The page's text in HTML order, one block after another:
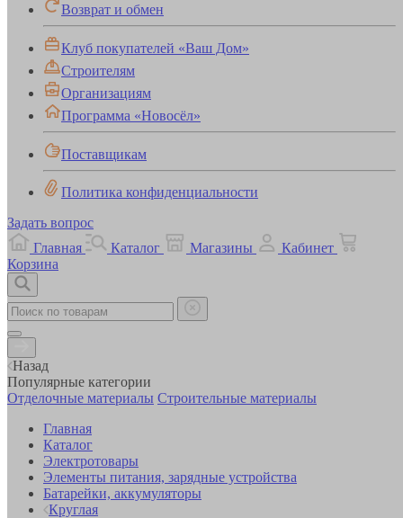
Возврат и обмен
Клуб покупателей «Ваш Дом»
Строителям
Организациям
Программа «Новосёл»
Поставщикам
Политика конфиденциальности
Задать вопрос
Главная
Каталог Магазины
Кабинет
Корзина
Назад
Популярные категории
Отделочные материалы Строительные материалы
Главная
Каталог
Электротовары
Элементы питания, зарядные устройства
Батарейки, аккумуляторы
Круглая